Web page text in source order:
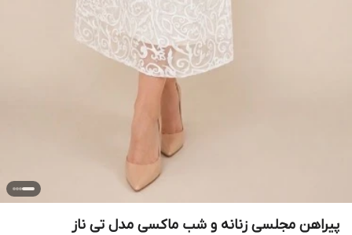
پیراهن مجلسی زنانه و شب ماکسی مدل تی ناز